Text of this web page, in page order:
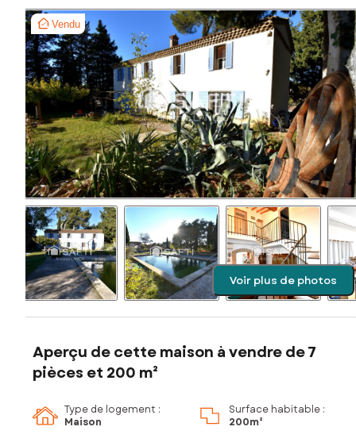
Vendu
Voir plus de photos
Aperçu de cette maison à vendre de 7
pièces et 200 m²
Type de logement :
Maison
Surface habitable :
200m²